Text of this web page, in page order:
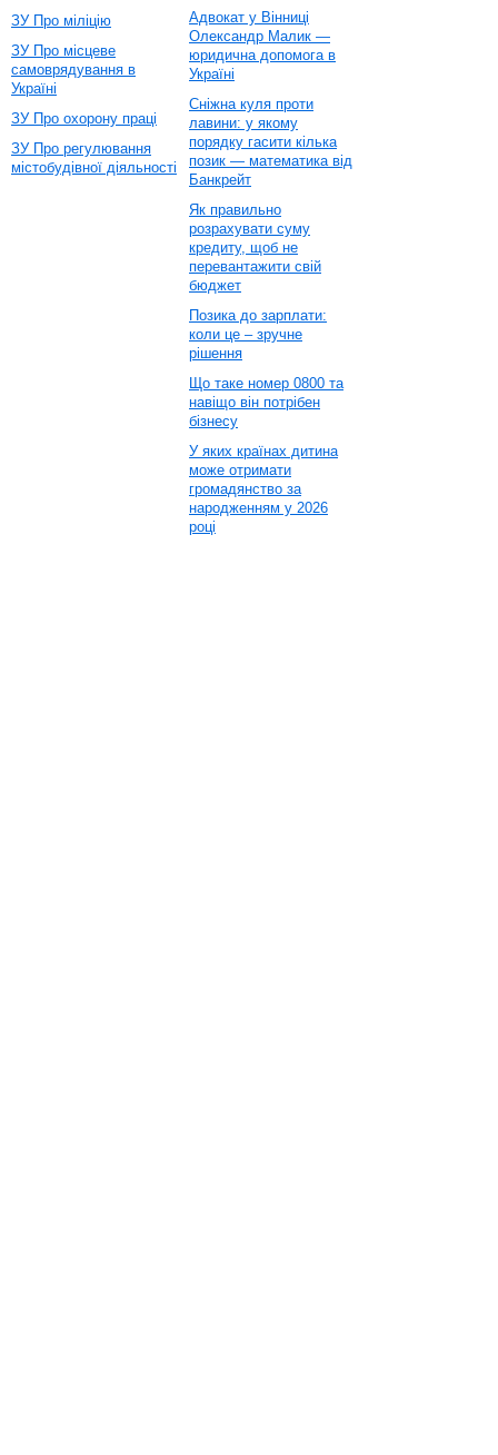
ЗУ Про міліцію
ЗУ Про місцеве
самоврядування в
Україні
ЗУ Про охорону праці
ЗУ Про регулювання
містобудівної діяльності
Адвокат у Вінниці
Олександр Малик —
юридична допомога в
Україні
Сніжна куля проти
лавини: у якому
порядку гасити кілька
позик — математика від
Банкрейт
Як правильно
розрахувати суму
кредиту, щоб не
перевантажити свій
бюджет
Позика до зарплати:
коли це – зручне
рішення
Що таке номер 0800 та
навіщо він потрібен
бізнесу
У яких країнах дитина
може отримати
громадянство за
народженням у 2026
році